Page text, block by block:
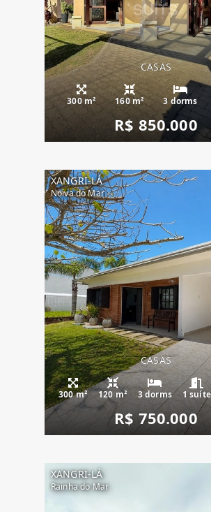
CASAS
300 m² 160 m² 3 dorms
R$ 850.000
XANGRI-LÁ
Noiva do Mar
CASAS
300 m² 120 m² 3 dorms 1 suíte
R$ 750.000
XANGRI-LÁ
Rainha do Mar